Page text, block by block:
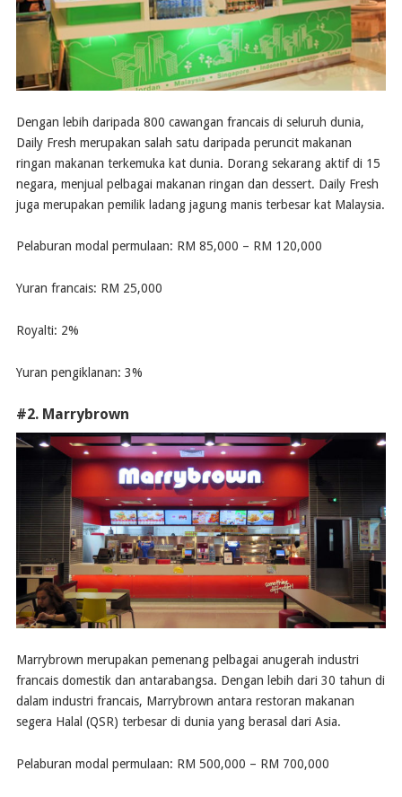
Dengan lebih daripada 800 cawangan francais di seluruh dunia,
Daily Fresh merupakan salah satu daripada peruncit makanan
ringan makanan terkemuka kat dunia. Dorang sekarang aktif di 15
negara, menjual pelbagai makanan ringan dan dessert. Daily Fresh
juga merupakan pemilik ladang jagung manis terbesar kat Malaysia.
Pelaburan modal permulaan: RM 85,000 – RM 120,000
Yuran francais: RM 25,000
Royalti: 2%
Yuran pengiklanan: 3%
#2. Marrybrown
Marrybrown merupakan pemenang pelbagai anugerah industri
francais domestik dan antarabangsa. Dengan lebih dari 30 tahun di
dalam industri francais, Marrybrown antara restoran makanan
segera Halal (QSR) terbesar di dunia yang berasal dari Asia.
Pelaburan modal permulaan: RM 500,000 – RM 700,000